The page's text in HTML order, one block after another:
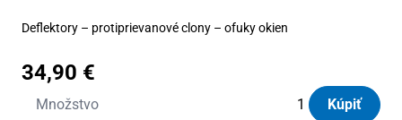
Deflektory – protiprievanové clony – ofuky okien
34,90 €
Množstvo
množstvo
Kúpiť